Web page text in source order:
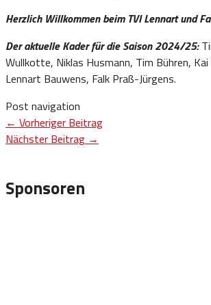
Herzlich Willkommen beim TVI Lennart und
Der aktuelle Kader für die Saison 2024/25:
Wullkotte, Niklas Husmann, Tim Bühren, Kai
Lennart Bauwens, Falk Praß-Jürgens.
Post navigation
← Vorheriger Beitrag
Nächster Beitrag →
Sponsoren